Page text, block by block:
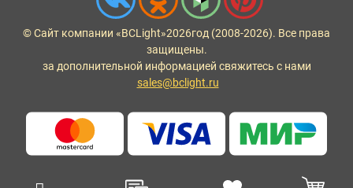
© Сайт компании «BCLight»2026год (2008-2026). Все права
защищены.
за дополнительной информацией свяжитесь с нами
sales@bclight.ru